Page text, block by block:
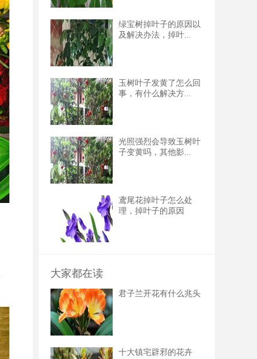
绿宝树掉叶子的原因以
及解决办法，掉叶...
玉树叶子发黄了怎么回
事，有什么解决方...
光照强烈会导致玉树叶
子变黄吗，其他影...
鸢尾花掉叶子怎么处
理，掉叶子的原因
大家都在读
君子兰开花有什么兆头
十大镇宅辟邪的花卉